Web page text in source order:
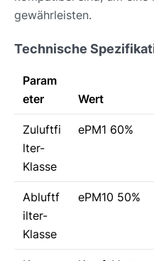
gewährleisten.
Technische
Param
eter
Wert
Zuluftfi
lter-
Klasse
ePM1 60%
Abluftf
ilter-
Klasse
ePM10 50%